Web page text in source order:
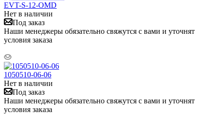
EVT-S-12-OMD
Нет в наличии
Под заказ
Наши менеджеры обязательно свяжутся с вами и уточнят
условия заказа
1050510-06-06
Нет в наличии
Под заказ
Наши менеджеры обязательно свяжутся с вами и уточнят
условия заказа